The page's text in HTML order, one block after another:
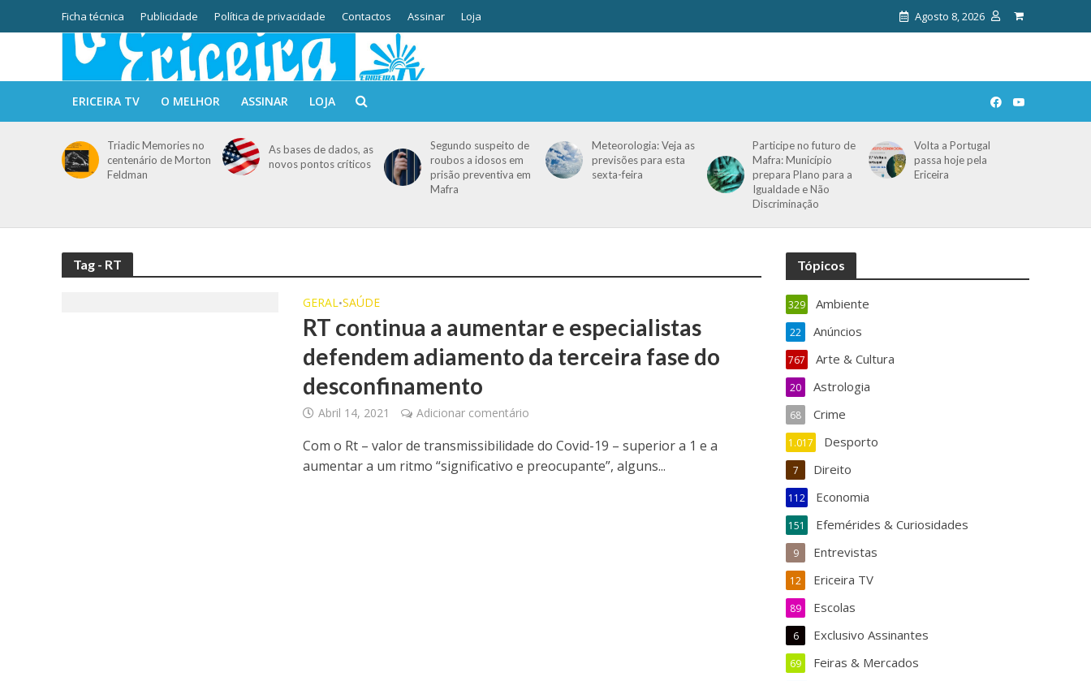
Ficha técnica Publicidade Política de privacidade Contactos Assinar Loja Agosto 8, 2026
ERICEIRA TV O MELHOR ASSINAR LOJA
Triadic Memories no
centenário de Morton
Feldman
As bases de dados, as
novos pontos críticos
Segundo suspeito de
roubos a idosos em
prisão preventiva em
Mafra
Meteorologia: Veja as
previsões para esta
sexta-feira
Participe no futuro de
Mafra: Município
prepara Plano para a
Igualdade e Não
Discriminação
Volta a Portugal
passa hoje pela
Ericeira
Tag - RT
GERAL•SAÚDE
RT continua a aumentar e especialistas
defendem adiamento da terceira fase do
desconfinamento
Abril 14, 2021 Adicionar comentário
Com o Rt – valor de transmissibilidade do Covid-19 – superior a 1 e a
aumentar a um ritmo “significativo e preocupante”, alguns...
Tópicos
Ambiente
329
Anúncios
22
Arte & Cultura
767
Astrologia
20
Crime
68
Desporto
1.017
Direito
7
Economia
112
Efemérides & Curiosidades
151
Entrevistas
9
Ericeira TV
12
Escolas
89
Exclusivo Assinantes
6
Feiras & Mercados
69